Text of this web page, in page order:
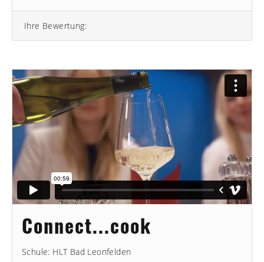
Ihre Bewertung:
Connect...cook
Schule: HLT Bad Leonfelden